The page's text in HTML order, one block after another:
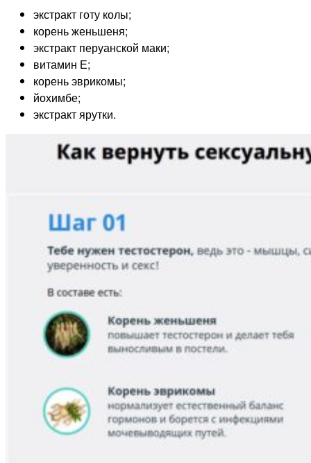
экстракт готу колы;
корень женьшеня;
экстракт перуанской маки;
витамин Е;
корень эврикомы;
йохимбе;
экстракт ярутки.